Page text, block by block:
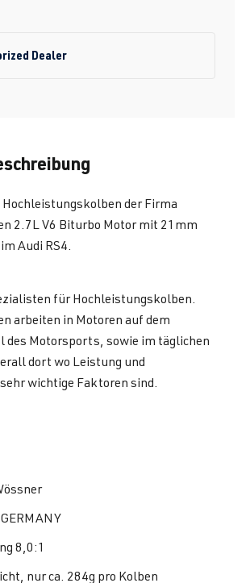
Dealer
Hochleistungskolben der Firma
2.7L V6 Biturbo Motor mit 21mm
Audi RS4.
für Hochleistungskolben.
arbeiten in Motoren auf dem
des Motorsports, sowie im täglichen
dort wo Leistung und
wichtige Faktoren sind.
8,0:1
nur ca. 284g pro Kolben